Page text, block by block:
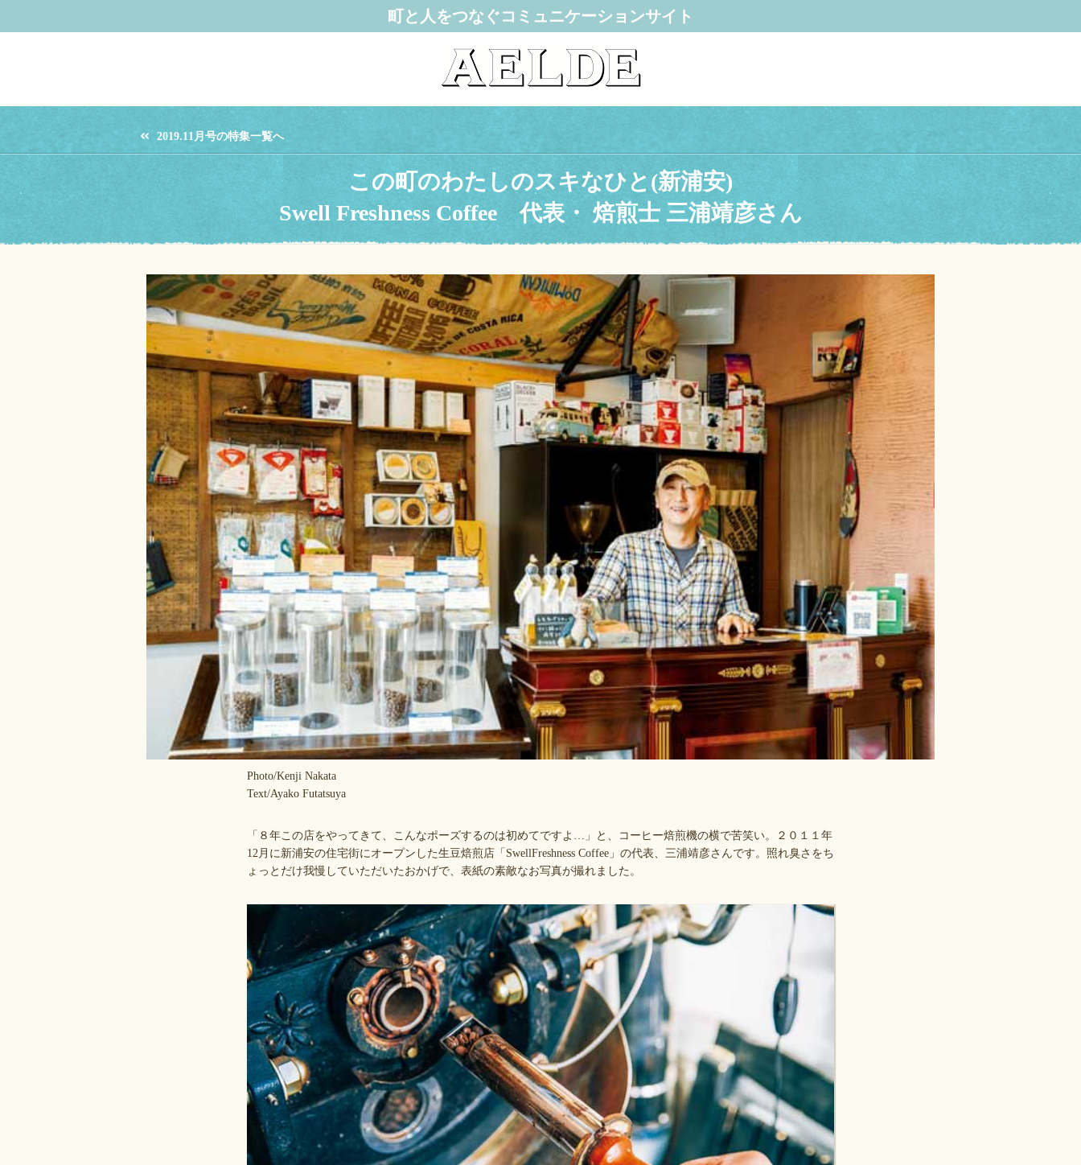
町と人をつなぐコミュニケーションサイト
2019.11月号の特集一覧へ
この町のわたしのスキなひと(新浦安)
Swell Freshness Coffee 代表・ 焙煎士 三浦靖彦さん
Photo/Kenji Nakata
Text/Ayako Futatsuya
「８年この店をやってきて、こんなポーズするのは初めてですよ…」と、コーヒー焙煎機の横で苦笑い。２０１１年
12月に新浦安の住宅街にオープンした生豆焙煎店「SwellFreshness Coffee」の代表、三浦靖彦さんです。照れ臭さをち
ょっとだけ我慢していただいたおかげで、表紙の素敵なお写真が撮れました。